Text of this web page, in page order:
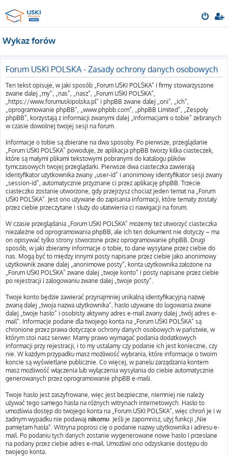
Wykaz forów
Forum USKI POLSKA - Zasady ochrony danych osobowych
Ten tekst opisuje, w jaki sposób „Forum USKI POLSKA” i firmy stowarzyszone
zwane dalej „my”, „nas”, „nasz”, „Forum USKI POLSKA”,
„https://www.forumuskipolska.pl” i phpBB zwane dalej „oni”, „ich”,
„oprogramowanie phpBB”, „www.phpbb.com”, „phpBB Limited”, „Zespoły
phpBB”, korzystają z informacji zwanymi dalej „informacjami o tobie” zebranych
w czasie dowolnej twojej sesji na forum.
Informacje o tobie są zbierane na dwa sposoby. Po pierwsze, przeglądanie
„Forum USKI POLSKA” powoduje, że aplikacja phpBB tworzy kilka ciasteczek,
które są małymi plikami tekstowymi pobranymi do katalogu plików
tymczasowych twojej przeglądarki. Pierwsze dwa ciasteczka zawierają
identyfikator użytkownika zwany „user-id” i anonimowy identyfikator sesji zwany
„session-id”, automatycznie przyznane ci przez aplikację phpBB. Trzecie
ciasteczko zostanie utworzone, gdy przejrzysz chociaż jeden temat na „Forum
USKI POLSKA”. Jest ono używane do zapisania informacji, które tematy zostały
przez ciebie przeczytane i służy do ułatwienia ci nawigacji na forum.
W czasie przeglądania „Forum USKI POLSKA” możemy też utworzyć ciasteczka
niezależne od oprogramowania phpBB, ale ich ten dokument nie dotyczy – ma
on opisywać tylko strony stworzone przez oprogramowanie phpBB. Drugi
sposób, w jaki zbieramy informacje o tobie, to dane wysyłane przez ciebie do
nas. Mogą być to między innymi posty napisane przez ciebie jako anonimowy
użytkownik zwane dalej „anonimowe posty”, konta użytkownika założone na
„Forum USKI POLSKA” zwane dalej „twoje konto” i posty napisane przez ciebie
po rejestracji i zalogowaniu zwane dalej „twoje posty”.
Twoje konto będzie zawierać przynajmniej unikalną identyfikacyjną nazwę
zwaną dalej „twoja nazwa użytkownika”, hasło używane do logowania zwane
dalej „twoje hasło” i osobisty aktywny adres e-mail zwany dalej „twój adres e-
mail”. Informacje podane dla twojego konta na „Forum USKI POLSKA” są
chronione przez prawa dotyczące ochrony danych osobowych w państwie, w
którym stoi nasz serwer. Mamy prawo wymagać podania dodatkowych
informacji przy rejestracji, i to my ustalamy czy podanie ich jest konieczne, czy
nie. W każdym przypadku masz możliwość wybrania, które informacje o twoim
koncie są wyświetlane publicznie. Co więcej, w panelu zarządzania kontem
masz możliwość włączenia lub wyłączenia wysyłania do ciebie automatycznie
generowanych przez oprogramowanie phpBB e-maili.
Twoje hasło jest zaszyfrowane, więc jest bezpieczne, niemniej nie należy
używać tego samego hasła na różnych witrynach internetowych. Hasło to
umożliwia dostęp do twojego konta na „Forum USKI POLSKA”, więc chroń je i w
żadnym wypadku nie podawaj nikomu. Jeśli je zapomnisz, użyj funkcji „Nie
pamiętam hasła”. Witryna poprosi cię o podanie nazwy użytkownika i adresu e-
mail. Po podaniu tych danych zostanie wygenerowane nowe hasło i przesłane
na podany przez ciebie adres e-mail. Umożliwi ono odzyskanie dostępu do
twojego konta.